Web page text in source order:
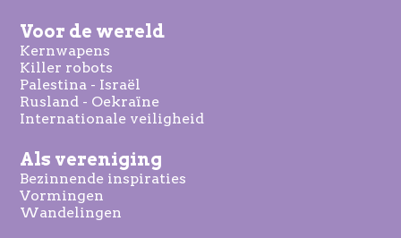
Voor de wereld
Kernwapens
Killer robots
Palestina - Israël
Rusland - Oekraïne
Internationale veiligheid
Als vereniging
Bezinnende inspiraties
Vormingen
Wandelingen